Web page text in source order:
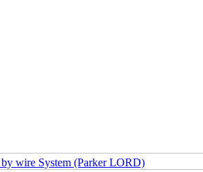
by wire System (Parker LORD)